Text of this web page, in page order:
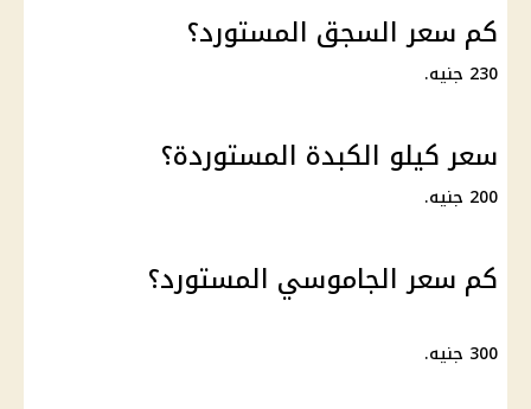
كم سعر السجق المستورد؟
230 جنيه.
سعر كيلو الكبدة المستوردة؟
200 جنيه.
كم سعر الجاموسي المستورد؟
300 جنيه.